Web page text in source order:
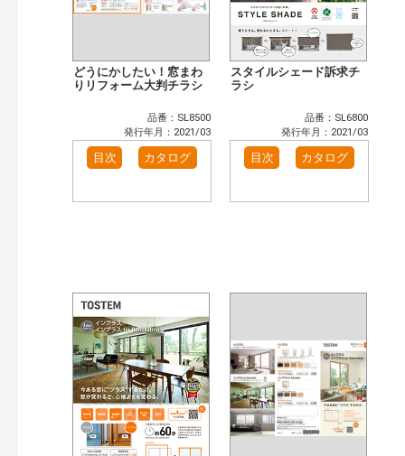
どうにかしたい！窓まわ
りリフォーム大判チラシ
品番：SL8500
発行年月：2021/03
目次 カタログ
スタイルシェード訴求チ
ラシ
品番：SL6800
発行年月：2021/03
目次 カタログ